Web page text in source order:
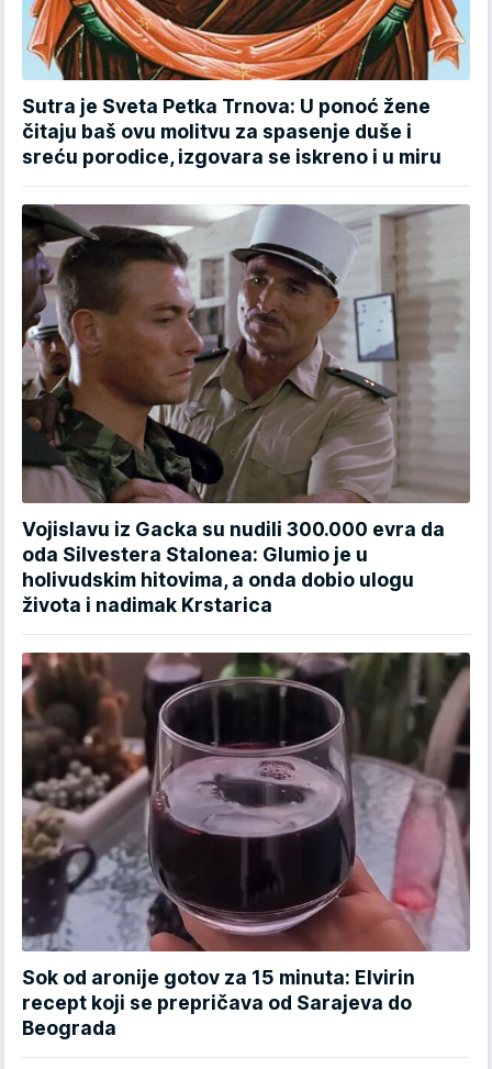
Sutra je Sveta Petka Trnova: U ponoć žene
čitaju baš ovu molitvu za spasenje duše i
sreću porodice, izgovara se iskreno i u miru
Vojislavu iz Gacka su nudili 300.000 evra da
oda Silvestera Stalonea: Glumio je u
holivudskim hitovima, a onda dobio ulogu
života i nadimak Krstarica
Sok od aronije gotov za 15 minuta: Elvirin
recept koji se prepričava od Sarajeva do
Beograda